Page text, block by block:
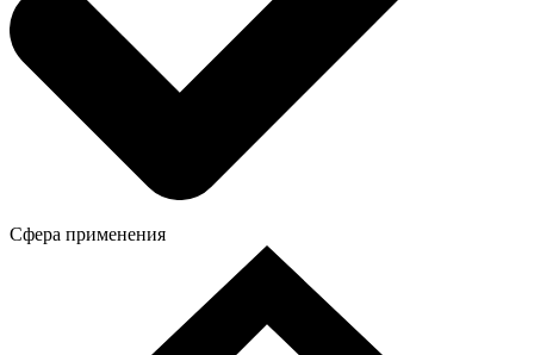
Сфера применения